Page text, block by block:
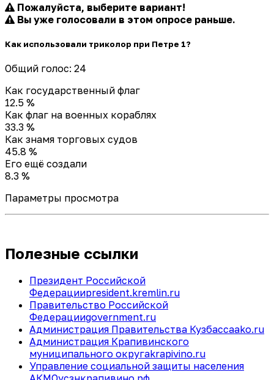
Пожалуйста, выберите вариант!
Вы уже голосовали в этом опросе раньше.
Как использовали триколор при Петре 1?
Общий голос: 24
Как государственный флаг
12.5 %
Как флаг на военных кораблях
33.3 %
Как знамя торговых судов
45.8 %
Его ещё создали
8.3 %
Параметры просмотра
Полезные ссылки
Президент Российской
Федерацииpresident.kremlin.ru
Правительство Российской
Федерацииgovernment.ru
Администрация Правительства Кузбассаako.ru
Администрация Крапивинского
муниципального округаkrapivino.ru
Управление социальной защиты населения